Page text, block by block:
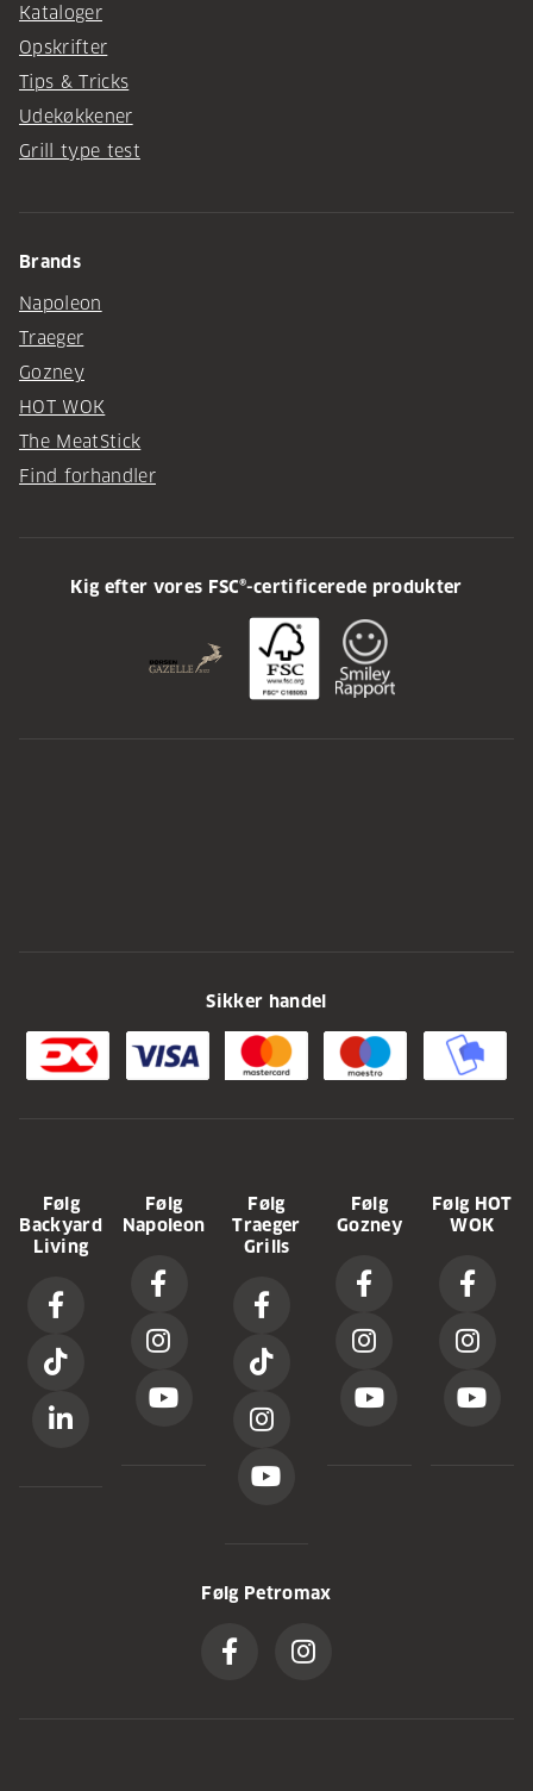
Kataloger
Opskrifter
Tips & Tricks
Udekøkkener
Grill type test
Brands
Napoleon
Traeger
Gozney
HOT WOK
The MeatStick
Find forhandler
Kig efter vores FSC®-certificerede produkter
Sikker handel
Følg
Backyard
Living
Følg
Napoleon
Følg
Traeger
Grills
Følg
Gozney
Følg HOT
WOK
Følg Petromax